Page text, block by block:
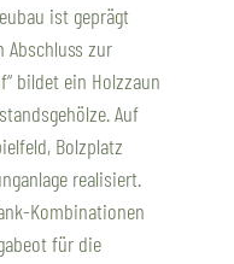
ist geprägt
Abschluss zur
bildet ein Holzzaun
Auf
Bolzplatz
realisiert.
Kombinationen
für die